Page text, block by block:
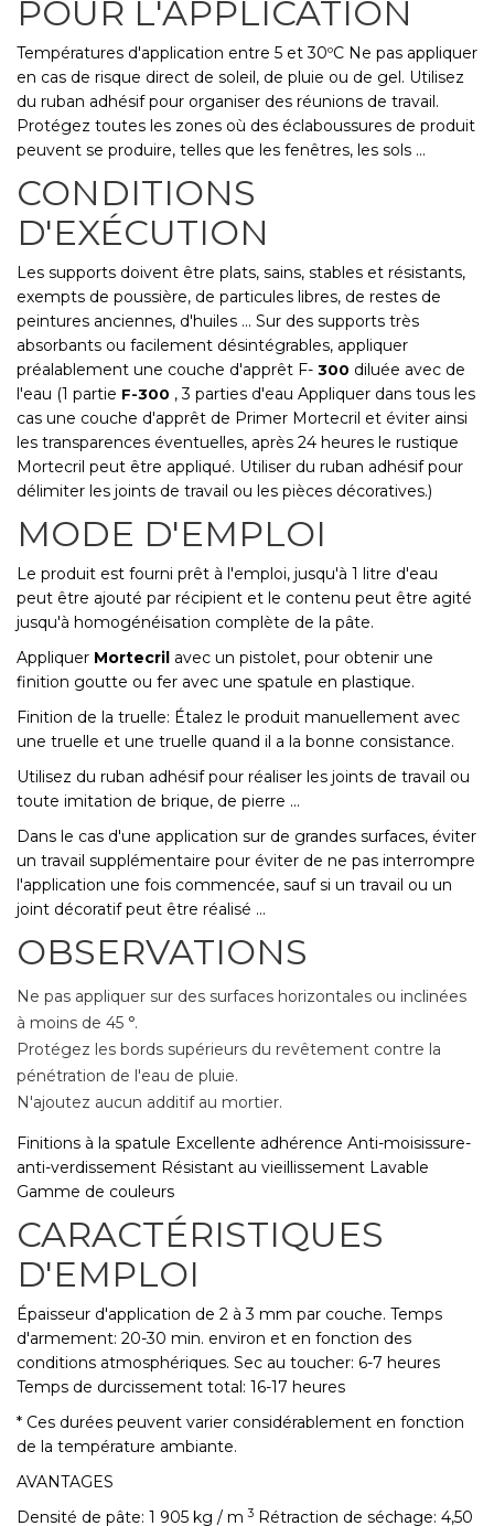
POUR L'APPLICATION
Températures d'application entre 5 et 30ºC Ne pas appliquer
en cas de risque direct de soleil, de pluie ou de gel. Utilisez
du ruban adhésif pour organiser des réunions de travail.
Protégez toutes les zones où des éclaboussures de produit
peuvent se produire, telles que les fenêtres, les sols ...
CONDITIONS
D'EXÉCUTION
Les supports doivent être plats, sains, stables et résistants,
exempts de poussière, de particules libres, de restes de
peintures anciennes, d'huiles ... Sur des supports très
absorbants ou facilement désintégrables, appliquer
préalablement une couche d'apprêt F- 300 diluée avec de
l'eau (1 partie F-300 , 3 parties d'eau Appliquer dans tous les
cas une couche d'apprêt de Primer Mortecril et éviter ainsi
les transparences éventuelles, après 24 heures le rustique
Mortecril peut être appliqué. Utiliser du ruban adhésif pour
délimiter les joints de travail ou les pièces décoratives.)
MODE D'EMPLOI
Le produit est fourni prêt à l'emploi, jusqu'à 1 litre d'eau
peut être ajouté par récipient et le contenu peut être agité
jusqu'à homogénéisation complète de la pâte.
Appliquer Mortecril avec un pistolet, pour obtenir une
finition goutte ou fer avec une spatule en plastique.
Finition de la truelle: Étalez le produit manuellement avec
une truelle et une truelle quand il a la bonne consistance.
Utilisez du ruban adhésif pour réaliser les joints de travail ou
toute imitation de brique, de pierre ...
Dans le cas d'une application sur de grandes surfaces, éviter
un travail supplémentaire pour éviter de ne pas interrompre
l'application une fois commencée, sauf si un travail ou un
joint décoratif peut être réalisé ...
OBSERVATIONS
Ne pas appliquer sur des surfaces horizontales ou inclinées
à moins de 45 °.
Protégez les bords supérieurs du revêtement contre la
pénétration de l'eau de pluie.
N'ajoutez aucun additif au mortier.
Finitions à la spatule Excellente adhérence Anti-moisissure-
anti-verdissement Résistant au vieillissement Lavable
Gamme de couleurs
CARACTÉRISTIQUES
D'EMPLOI
Épaisseur d'application de 2 à 3 mm par couche. Temps
d'armement: 20-30 min. environ et en fonction des
conditions atmosphériques. Sec au toucher: 6-7 heures
Temps de durcissement total: 16-17 heures
* Ces durées peuvent varier considérablement en fonction
de la température ambiante.
AVANTAGES
Densité de pâte: 1 905 kg / m3 Rétraction de séchage: 4,50